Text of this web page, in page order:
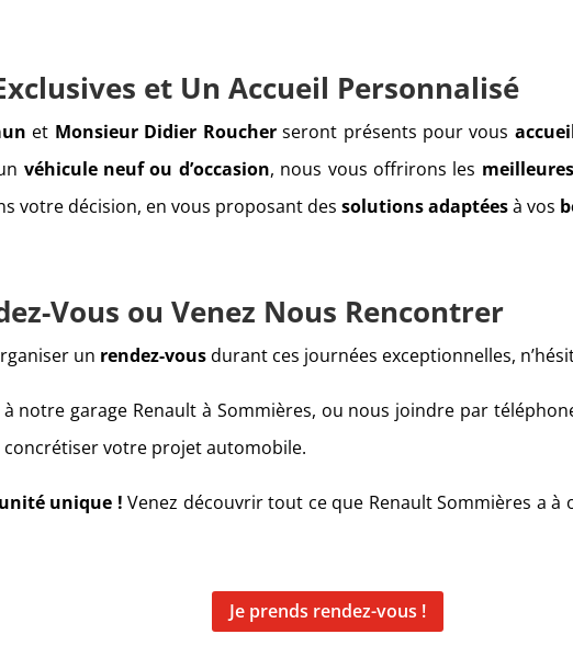
et Un Accueil Personnalisé
et Monsieur Didier Roucherseront présents pour vous
véhicule neuf ou d’occasion, nous vous offrirons les
votre décision, en vous proposant des solutions adaptéesà vos
Vous ou Venez Nous Rencontrer
un rendez-vousdurant ces journées exceptionnelles,
notre garage Renault à Sommières, ou nous joindre par
votre projet automobile.
unique ! Venez découvrir tout ce que Renault Sommières a
Je prends rendez-vous !